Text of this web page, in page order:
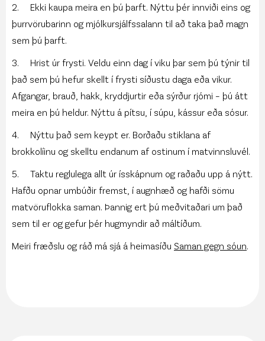
2. Ekki kaupa meira en þú þarft. Nýttu þér innviði eins og
þurrvörubarinn og mjólkursjálfssalann til að taka það magn
sem þú þarft.
3. Hrist úr frysti . Veldu einn dag í viku þar sem þú týnir til
það sem þú hefur skellt í frysti síðustu daga eða vikur.
Afgangar, brauð, hakk, kryddjurtir eða sýrður rjómi – þú átt
meira en þú heldur. Nýttu á pítsu, í súpu, kássur eða sósur.
4. Nýttu það sem keypt er. Borðaðu stiklana af
brokkolíinu og skelltu endanum af ostinum í matvinnsluvél.
5. Taktu reglulega allt úr ísskápnum og raðaðu upp á nýtt.
Hafðu opnar umbúðir fremst, í augnhæð og hafði sömu
matvöruflokka saman. Þannig ert þú meðvitaðari um það
sem til er og gefur þér hugmyndir að máltíðum.
Meiri fræðslu og ráð má sjá á heimasíðu Saman gegn sóun